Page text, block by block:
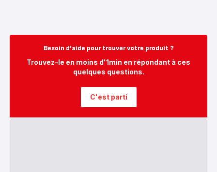
Besoin d'aide pour trouver votre produit ?
Trouvez-le en moins d'1min en répondant à ces
quelques questions.
C'est parti